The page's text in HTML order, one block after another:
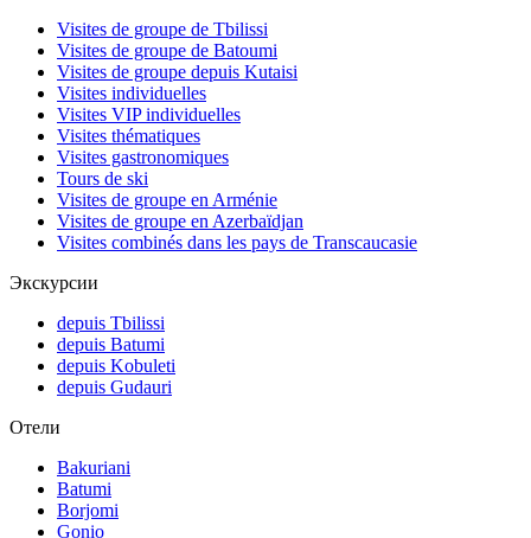
Visites de groupe de Tbilissi
Visites de groupe de Batoumi
Visites de groupe depuis Kutaisi
Visites individuelles
Visites VIP individuelles
Visites thématiques
Visites gastronomiques
Tours de ski
Visites de groupe en Arménie
Visites de groupe en Azerbaïdjan
Visites combinés dans les pays de Transcaucasie
Экскурсии
depuis Tbilissi
depuis Batumi
depuis Kobuleti
depuis Gudauri
Отели
Bakuriani
Batumi
Borjomi
Gonio